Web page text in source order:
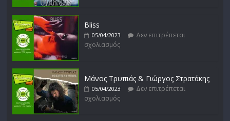
Bliss
05/04/2023
Δεν επιτρέπεται
σχολιασμός
Μάνος Τρυπιάς & Γιώργος Στρατάκης
05/04/2023
Δεν επιτρέπεται
σχολιασμός